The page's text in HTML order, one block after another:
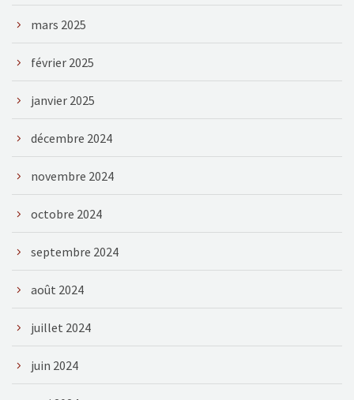
mars 2025
février 2025
janvier 2025
décembre 2024
novembre 2024
octobre 2024
septembre 2024
août 2024
juillet 2024
juin 2024